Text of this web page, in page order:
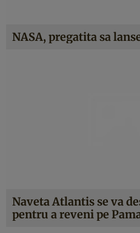
NASA, pregatita sa
Naveta Atlantis se va
pentru a reveni pe